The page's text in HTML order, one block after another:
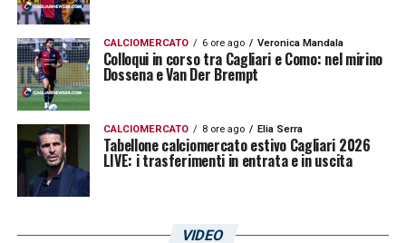
CALCIOMERCATO 6 ore ago Veronica Mandala
Colloqui in corso tra Cagliari e Como: nel mirino
Dossena e Van Der Brempt
CALCIOMERCATO 8 ore ago Elia Serra
Tabellone calciomercato estivo Cagliari 2026
LIVE: i trasferimenti in entrata e in uscita
VIDEO